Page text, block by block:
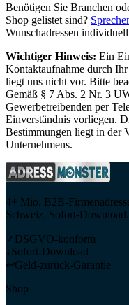
Benötigen Sie Branchen
Shop gelistet sind?
Wunschadressen
Wichtiger Hinweis: Ein
Kontaktaufnahme durch
liegt uns nicht vor. Bitte
Gemäß § 7 Abs. 2 Nr. 3
Gewerbetreibenden per
Einverständnis vorliegen.
Bestimmungen liegt in der
Unternehmens.
4+ Mio. B2B-
Schweiz. Sofort-
✓ DSGVO-konform
↓Sofort-Download
↩Geld-zurück-Garantie
Shop